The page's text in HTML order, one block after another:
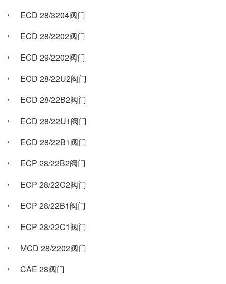
ECD 28/3204阀门
ECD 28/2202阀门
ECD 29/2202阀门
ECD 28/22U2阀门
ECD 28/22B2阀门
ECD 28/22U1阀门
ECD 28/22B1阀门
ECP 28/22B2阀门
ECP 28/22C2阀门
ECP 28/22B1阀门
ECP 28/22C1阀门
MCD 28/2202阀门
CAE 28阀门